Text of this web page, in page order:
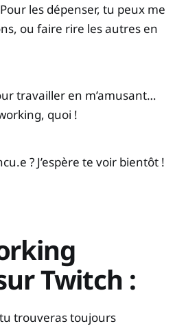
les dépenser, tu peux me
ou faire rire les autres en
travailler en m’amusant…
quoi !
? J’espère te voir bientôt !
Twitch :
trouveras toujours